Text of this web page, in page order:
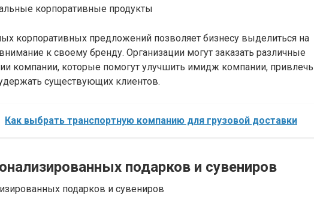
корпоративных предложений позволяет бизнесу выделиться на
к своему бренду. Организации могут заказать различные
компании, которые помогут улучшить имидж компании, привлечь
существующих клиентов.
Как выбрать транспортную компанию для грузовой доставки
подарков и сувениров